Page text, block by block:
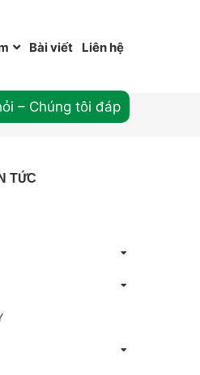
Bài viết Liên hệ
– Chúng tôi đáp
TỨC